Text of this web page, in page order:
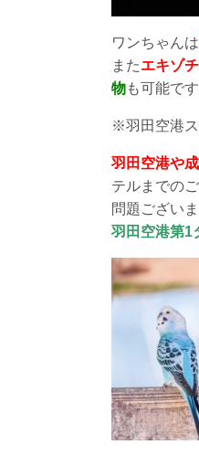
ワンちゃんは
またエキゾ
物も可能です
※羽田空港
羽田空港や
テルまでの
問題ござい
羽田空港第1